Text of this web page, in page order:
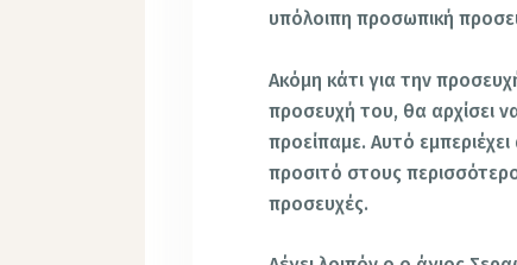
υπόλοιπη προσωπική
Ακόμη κάτι για την
προσευχή του, θα αρχίσει
προείπαμε. Αυτό εμπεριέχει
προσιτό στους
προσευχές.